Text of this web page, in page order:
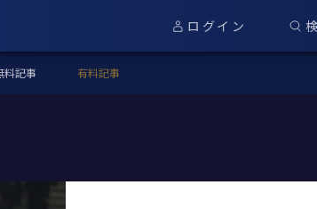
ログイン
料記事 有料記事